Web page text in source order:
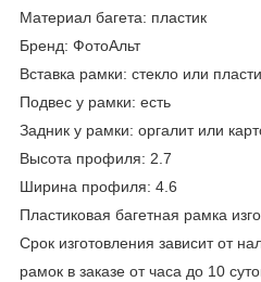
Материал багета: пластик
Бренд: ФотоАльт
Вставка рамки: стекло или
Подвес у рамки: есть
Задник у рамки: оргалит или
Высота профиля: 2.7
Ширина профиля: 4.6
Пластиковая багетная рамка
Срок изготовления зависит от
рамок в заказе от часа до 10